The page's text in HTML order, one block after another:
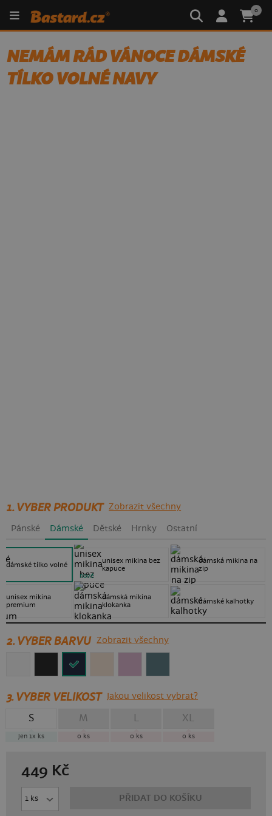
0
NEMÁM RÁD VÁNOCE DÁMSKÉ
TÍLKO VOLNÉ NAVY
1. VYBER PRODUKT Zobrazit všechny
Pánské Dámské Dětské Hrnky Ostatní
dámské tílko volné
unisex mikina
premium
unisex mikina bez
kapuce
nové
dámská mikina
klokanka
dámská mikina na
zip
dámské kalhotky
2. VYBER BARVU Zobrazit všechny
3.VYBER VELIKOST Jakou velikost vybrat?
S
jen 1x ks
M
0 ks
L
0 ks
XL
0 ks
449 Kč
PŘIDAT DO KOŠÍKU